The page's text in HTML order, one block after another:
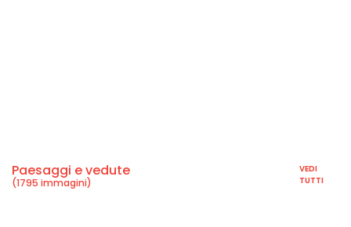
Paesaggi e vedute
(1795 immagini)
VEDI
TUTTI